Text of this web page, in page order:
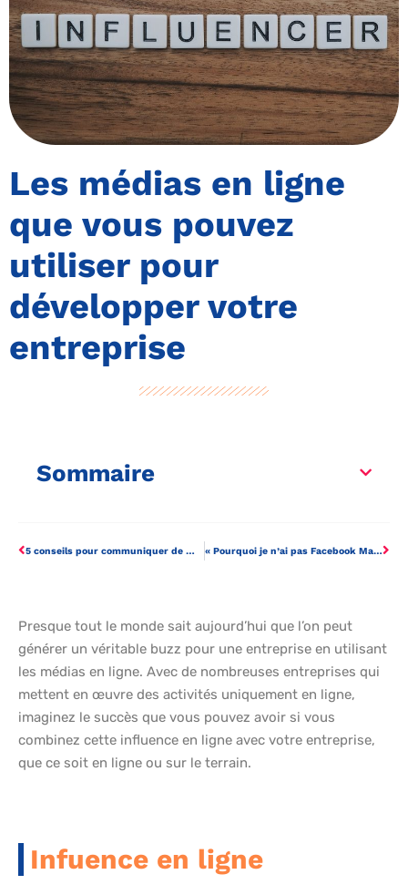
Les médias en ligne
que vous pouvez
utiliser pour
développer votre
entreprise
Sommaire
5 conseils pour communiquer de manière assertive sans être passif-agressif « Pourquoi je n’ai pas Facebook Marketplace ? »
Presque tout le monde sait aujourd’hui que l’on peut
générer un véritable buzz pour une entreprise en utilisant
les médias en ligne. Avec de nombreuses entreprises qui
mettent en œuvre des activités uniquement en ligne,
imaginez le succès que vous pouvez avoir si vous
combinez cette influence en ligne avec votre entreprise,
que ce soit en ligne ou sur le terrain.
Infuence en ligne